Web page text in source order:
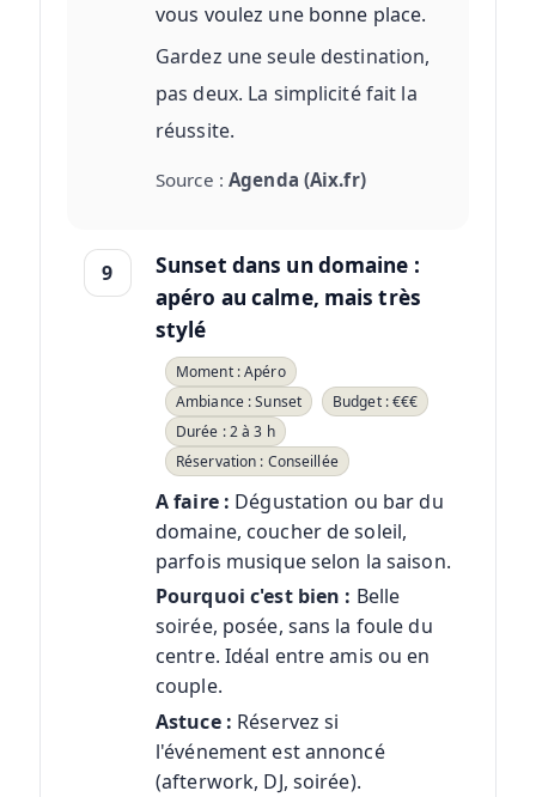
vous voulez une bonne place.
Gardez une seule destination,
pas deux. La simplicité fait la
réussite.
Source :Agenda (Aix.fr)
9
Sunset dans un domaine :
apéro au calme, mais très
stylé
Moment : Apéro
Ambiance : Sunset
Budget : €€€
Durée : 2 à 3 h
Réservation : Conseillée
A faire : Dégustation ou bar du
domaine, coucher de soleil,
parfois musique selon la saison.
Pourquoi c'est bien : Belle
soirée, posée, sans la foule du
centre. Idéal entre amis ou en
couple.
Astuce : Réservez si
l'événement est annoncé
(afterwork, DJ, soirée).